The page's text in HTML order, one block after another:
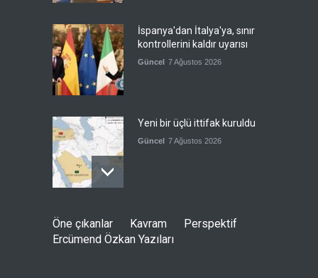
İspanya'dan İtalya'ya, sınır
kontrollerini kaldır uyarısı
Güncel 7 Ağustos 2026
Yeni bir üçlü ittifak kuruldu
Güncel 7 Ağustos 2026
Fransa'nın sosyal medyaya
yasak talebine ABD'den sert
cevap
Öne çıkanlar Kavram
Perspektif
Ercümend Özkan Yazıları